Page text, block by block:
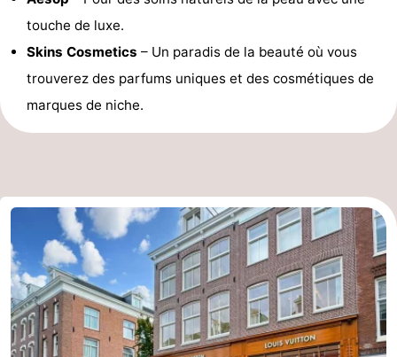
Astuces
pour
les
Adresses
Médicales
Météo
touche de luxe.
Skins Cosmetics – Un paradis de la beauté où vous
trouverez des parfums uniques et des cosmétiques de
marques de niche.